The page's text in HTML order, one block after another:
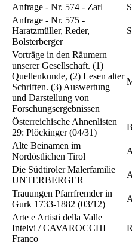
Anfrage - Nr. 574 - Zarl
Anfrage - Nr. 575 -
Haratzmüller, Reder,
Bolsterberger
Vorträge in den Räumern
unserer Gesellschaft. (1)
Quellenkunde, (2) Lesen alter
Schriften. (3) Auswertung
und Darstellung von
Forschungsergebnissen
Österreichische Ahnenlisten
29: Plöckinger (04/31)
Alte Beinamen im
Nordöstlichen Tirol
Die Südtiroler Malerfamilie
UNTERBERGER
Trauungen Pfarrfremder in
Gurk 1733-1882 (03/12)
Arte e Artisti della Valle
Intelvi / CAVAROCCHI
Franco